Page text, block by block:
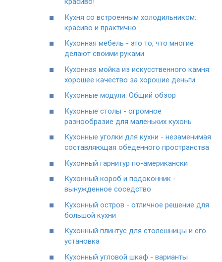
Кухня со встроенным холодильником:
красиво и практично
Кухонная мебель - это то, что многие
делают своими руками
Кухонная мойка из искусственного камня:
хорошее качество за хорошие деньги
Кухонные модули: Общий обзор
Кухонные столы - огромное
разнообразие для маленьких кухонь
Кухонные уголки для кухни - незаменимая
составляющая обеденного пространства
Кухонный гарнитур по-американски
Кухонный короб и подоконник -
вынужденное соседство
Кухонный остров - отличное решение для
большой кухни
Кухонный плинтус для столешницы и его
установка
Кухонный угловой шкаф - варианты